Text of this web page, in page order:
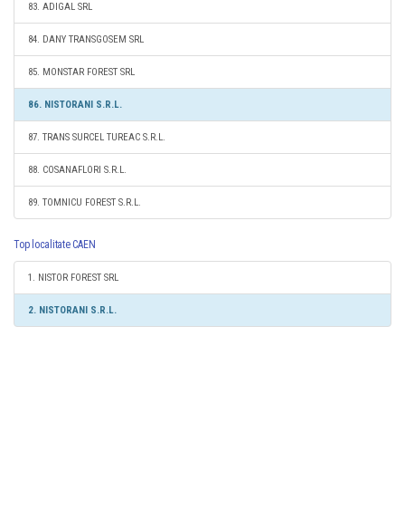
83. ADIGAL SRL
84. DANY TRANSGOSEM SRL
85. MONSTAR FOREST SRL
86. NISTORANI S.R.L.
87. TRANS SURCEL TUREAC S.R.L.
88. COSANAFLORI S.R.L.
89. TOMNICU FOREST S.R.L.
Top localitate CAEN
1. NISTOR FOREST SRL
2. NISTORANI S.R.L.